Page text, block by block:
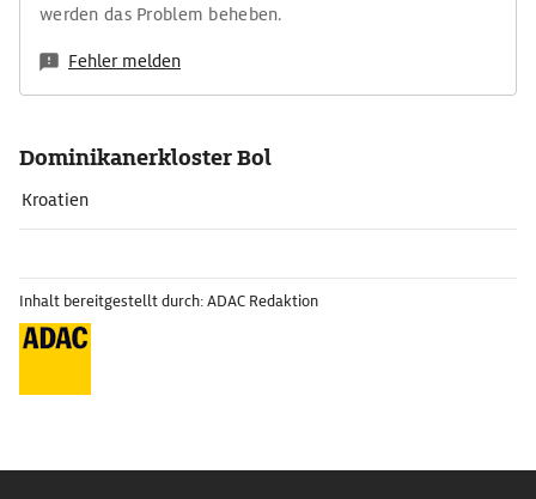
werden das Problem beheben.
Fehler melden
Dominikanerkloster Bol
Kroatien
Inhalt bereitgestellt durch: ADAC Redaktion